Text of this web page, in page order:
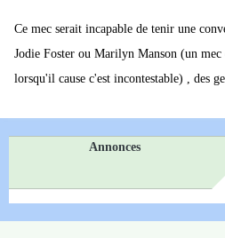
Ce mec serait incapable de tenir une
Jodie Foster ou Marilyn Manson (un
lorsqu'il cause c'est incontestable) , des
Annonces